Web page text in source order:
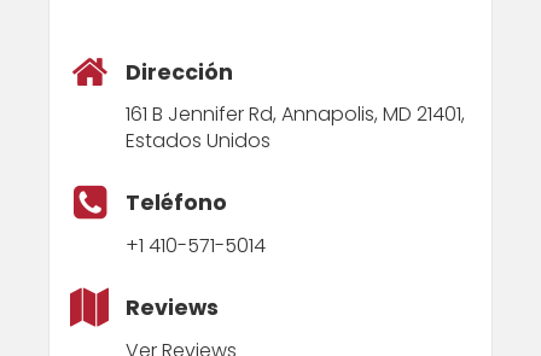
Dirección
161 B Jennifer Rd, Annapolis, MD 21401,
Estados Unidos
Teléfono
+1 410-571-5014
Reviews